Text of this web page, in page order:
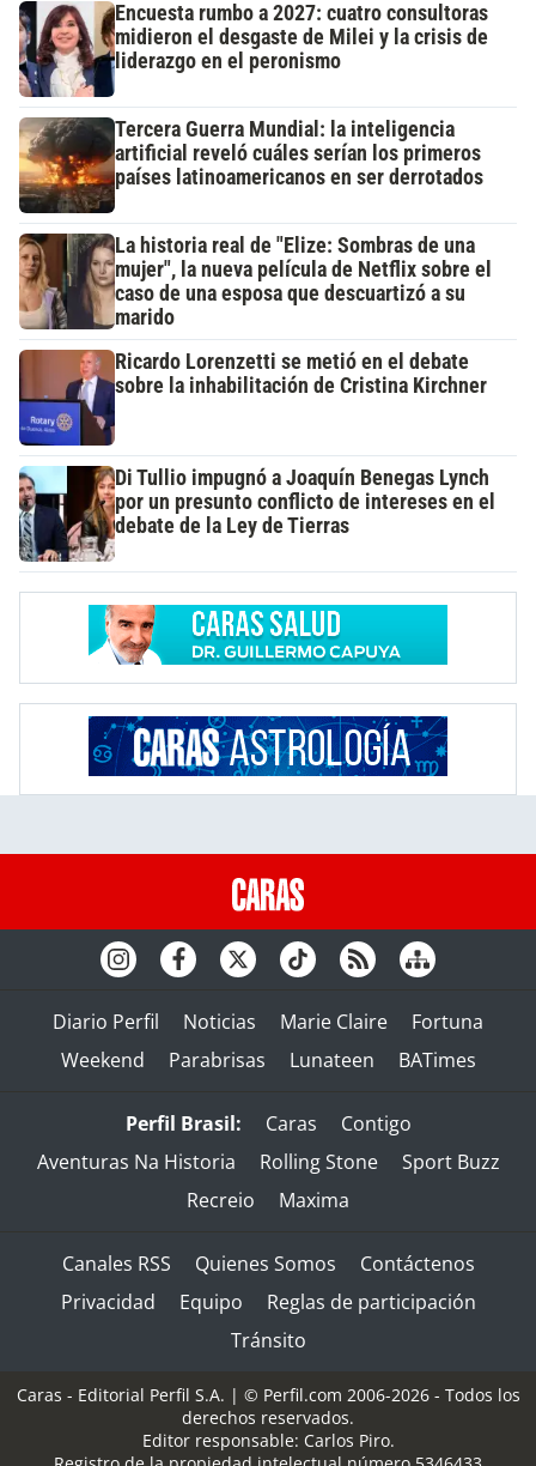
Encuesta rumbo a 2027: cuatro consultoras
midieron el desgaste de Milei y la crisis de
liderazgo en el peronismo
Tercera Guerra Mundial: la inteligencia
artificial reveló cuáles serían los primeros
países latinoamericanos en ser derrotados
La historia real de "Elize: Sombras de una
mujer", la nueva película de Netflix sobre el
caso de una esposa que descuartizó a su
marido
Ricardo Lorenzetti se metió en el debate
sobre la inhabilitación de Cristina Kirchner
Di Tullio impugnó a Joaquín Benegas Lynch
por un presunto conflicto de intereses en el
debate de la Ley de Tierras
Diario Perfil Noticias Marie Claire
Fortuna
Weekend
Parabrisas Lunateen BATimes
Perfil Brasil: Caras
Contigo
Aventuras Na Historia
Rolling Stone
Sport Buzz
Recreio
Maxima
Canales RSS Quienes Somos
Contáctenos
Privacidad
Equipo
Reglas de participación
Tránsito
Caras - Editorial Perfil S.A. | © Perfil.com 2006-2026 - Todos los
derechos reservados.
Editor responsable: Carlos Piro.